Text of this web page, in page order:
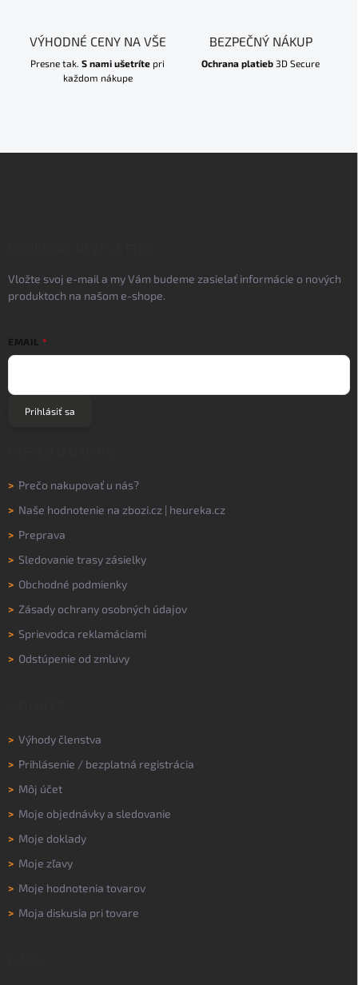
VÝHODNÉ CENY NA VŠE
Presne tak. S nami ušetríte pri
každom nákupe
BEZPEČNÝ NÁKUP
Ochrana platieb 3D Secure
Vložte svoj e-mail a my Vám budeme zasielať informácie o nových
produktoch na našom e-shope.
EMAIL
Prihlásiť sa
> Prečo nakupovať u nás?
> Naše hodnotenie na zbozi.cz | heureka.cz
> Preprava
> Sledovanie trasy zásielky
> Obchodné podmienky
> Zásady ochrany osobných údajov
> Sprievodca reklamáciami
> Odstúpenie od zmluvy
> Výhody členstva
> Prihlásenie / bezplatná registrácia
> Môj účet
> Moje objednávky a sledovanie
> Moje doklady
> Moje zľavy
> Moje hodnotenia tovarov
> Moja diskusia pri tovare